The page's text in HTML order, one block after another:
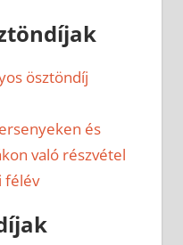
ösztöndíj
és
való részvétel
félév